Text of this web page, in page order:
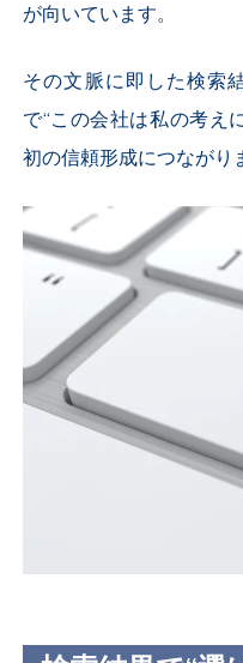
が向いています。
その文脈に即した検索
で“この会社は私の考え
初の信頼形成につながり